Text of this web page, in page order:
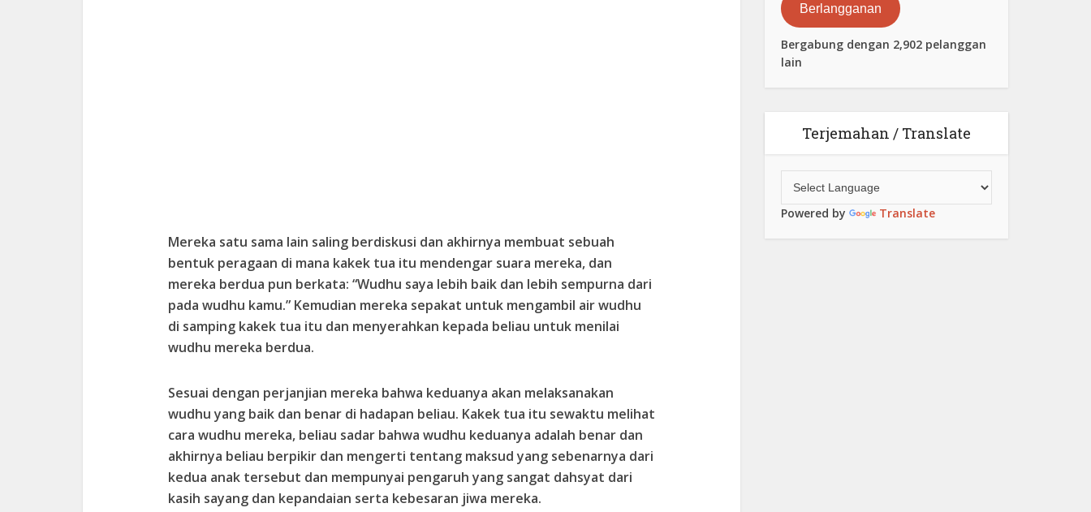
Mereka satu sama lain saling berdiskusi dan akhirnya membuat sebuah
bentuk peragaan di mana kakek tua itu mendengar suara mereka, dan
mereka berdua pun berkata: “Wudhu saya lebih baik dan lebih sempurna dari
pada wudhu kamu.” Kemudian mereka sepakat untuk mengambil air wudhu
di samping kakek tua itu dan menyerahkan kepada beliau untuk menilai
wudhu mereka berdua.
Sesuai dengan perjanjian mereka bahwa keduanya akan melaksanakan
wudhu yang baik dan benar di hadapan beliau. Kakek tua itu sewaktu melihat
cara wudhu mereka, beliau sadar bahwa wudhu keduanya adalah benar dan
akhirnya beliau berpikir dan mengerti tentang maksud yang sebenarnya dari
kedua anak tersebut dan mempunyai pengaruh yang sangat dahsyat dari
kasih sayang dan kepandaian serta kebesaran jiwa mereka.
Berlangganan
Bergabung dengan 2,902 pelanggan
lain
Terjemahan / Translate
Powered by Translate